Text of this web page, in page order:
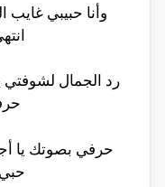
وأنا حبيبي
رد الجمال
حرفي بصوتك يا